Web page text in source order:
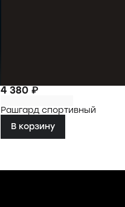
4 380 ₽
Рашгард спортивный
В корзину